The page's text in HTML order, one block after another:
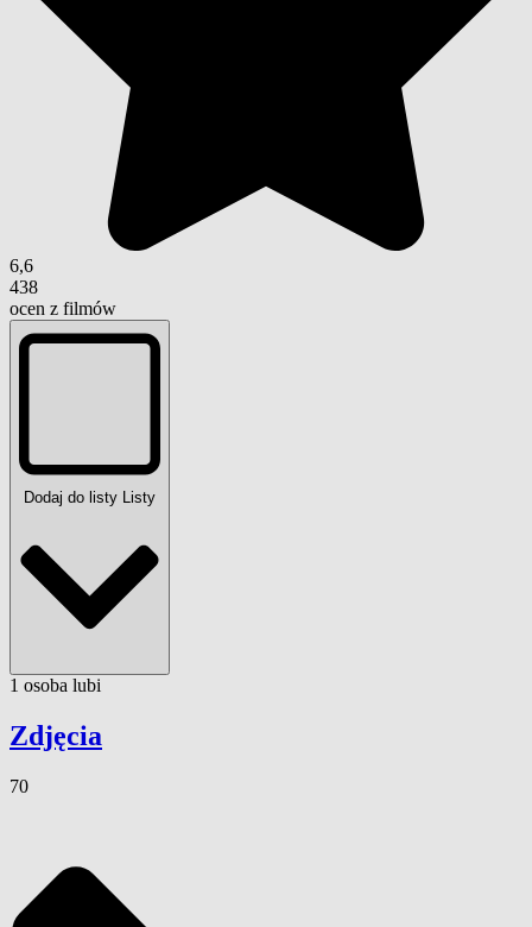
6,6
438
ocen z filmów
Dodaj do listy Listy
1 osoba lubi
Zdjęcia
70